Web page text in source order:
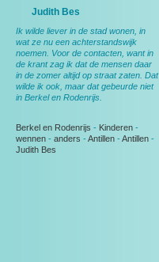
Judith Bes
Ik wilde liever in de stad wonen, in
wat ze nu een achterstandswijk
noemen. Voor de contacten, want in
de krant zag ik dat de mensen daar
in de zomer altijd op straat zaten. Dat
wilde ik ook, maar dat gebeurde niet
in Berkel en Rodenrijs.
Berkel en Rodenrijs - Kinderen -
wennen - anders -Antillen -Antillen -
Judith Bes